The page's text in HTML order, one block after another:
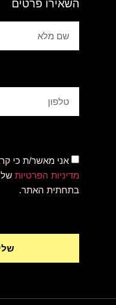
השאירו פרטים
אני מאשר/ת כי
מדיניות הפרטיות של
בתחתית האתר.